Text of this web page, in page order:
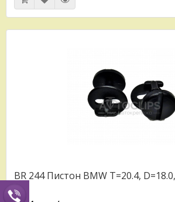
BR 244 Пистон BMW T=20.4,